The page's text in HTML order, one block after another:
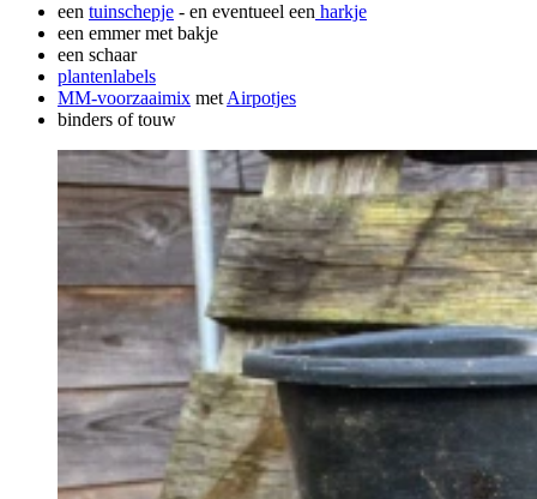
een tuinschepje - en eventueel een harkje
een emmer met bakje
een schaar
plantenlabels
MM-voorzaaimix met Airpotjes
binders of touw